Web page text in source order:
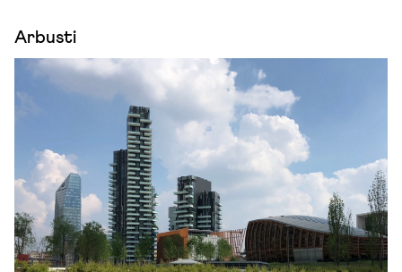
Arbusti